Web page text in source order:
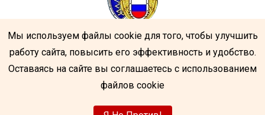
Мы используем файлы cookie для того, чтобы улучшить
работу сайта, повысить его эффективность и удобство.
Оставаясь на сайте вы соглашаетесь с использованием
файлов cookie